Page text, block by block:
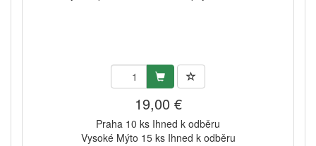
19,00 €
Praha 10 ks Ihned k odběru
Vysoké Mýto 15 ks Ihned k odběru